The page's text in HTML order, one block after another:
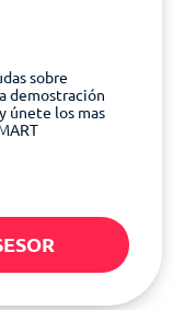
sobre
demostración
únete los mas